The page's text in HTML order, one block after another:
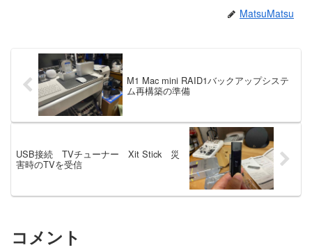
MatsuMatsu
M1 Mac mini RAID1バックアップシステ
ム再構築の準備
USB接続 TVチューナー Xit Stick 災
害時のTVを受信
コメント